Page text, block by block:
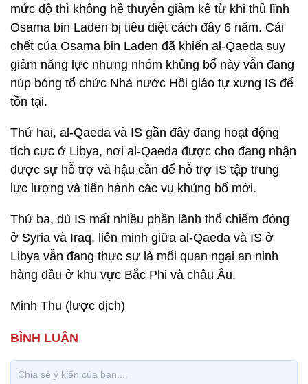
mức độ thì không hề thuyên giảm kể từ khi thủ lĩnh
Osama bin Laden bị tiêu diệt cách đây 6 năm. Cái
chết của Osama bin Laden đã khiến al-Qaeda suy
giảm năng lực nhưng nhóm khủng bố này vẫn đang
núp bóng tổ chức Nhà nước Hồi giáo tự xưng IS để
tồn tại.
Thứ hai, al-Qaeda và IS gần đây đang hoạt động
tích cực ở Libya, nơi al-Qaeda được cho đang nhận
được sự hỗ trợ và hậu cần để hỗ trợ IS tập trung
lực lượng và tiến hành các vụ khủng bố mới.
Thứ ba, dù IS mất nhiều phần lãnh thổ chiếm đóng
ở Syria và Iraq, liên minh giữa al-Qaeda và IS ở
Libya vẫn đang thực sự là mối quan ngại an ninh
hàng đầu ở khu vực Bắc Phi và châu Âu.
Minh Thu (lược dịch)